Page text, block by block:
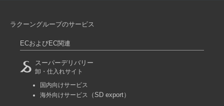
ラクーングループのサービス
ECおよびEC関連
スーパーデリバリー
卸・仕入れサイト
国内向けサービス
海外向けサービス
（SD export）